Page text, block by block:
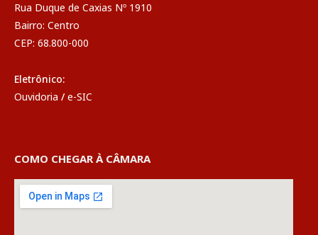
Rua Duque de Caxias Nº 1910
Bairro: Centro
CEP: 68.800-000
Eletrônico:
Ouvidoria / e-SIC
COMO CHEGAR À CÂMARA